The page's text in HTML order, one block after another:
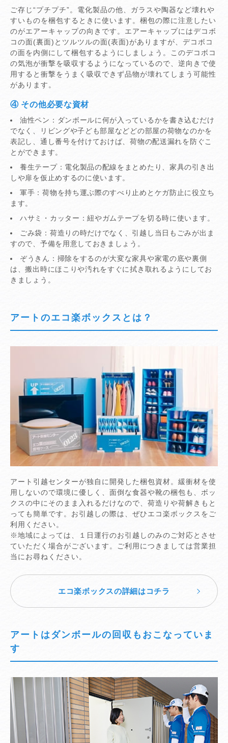
ご存じ“プチプチ”。電化製品の他、ガラスや陶器など壊れや
すいものを梱包するときに使います。梱包の際に注意したい
のがエアーキャップの向きです。エアーキャップにはデコボ
コの面(裏面)とツルツルの面(表面)がありますが、デコボコ
の面を内側にして梱包するようにしましょう。このデコボコ
の気泡が衝撃を吸収するようになっているので、逆向きで使
用すると衝撃をうまく吸収できず品物が壊れてしまう可能性
があります。
④ その他必要な資材
油性ペン：ダンボールに何が入っているかを書き込むだけ
でなく、リビングや子ども部屋などどの部屋の荷物なのかを
表記し、通し番号を付けておけば、荷物の配送漏れを防ぐこ
とができます。
養生テープ：電化製品の配線をまとめたり、家具の引き出
しや扉を仮止めするのに使います。
軍手：荷物を持ち運ぶ際のすべり止めとケガ防止に役立ち
ます。
ハサミ・カッター：紐やガムテープを切る時に使います。
ごみ袋：荷造りの時だけでなく、引越し当日もごみが出ま
すので、予備を用意しておきましょう。
ぞうきん：掃除をするのが大変な家具や家電の底や裏側
は、搬出時にほこりや汚れをすぐに拭き取れるようにしてお
きましょう。
アートのエコ楽ボックスとは？
アート引越センターが独自に開発した梱包資材。緩衝材を使
用しないので環境に優しく、面倒な食器や靴の梱包も、ボッ
クスの中にそのまま入れるだけなので、荷造りや荷解きもと
っても簡単です。お引越しの際は、ぜひエコ楽ボックスをご
利用ください。
※地域によっては、１日運行のお引越しのみのご対応とさせ
ていただく場合がございます。ご利用につきましては営業担
当にお尋ねください。
エコ楽ボックスの詳細はコチラ
アートはダンボールの回収もおこなっていま
す